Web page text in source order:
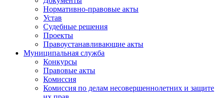
Нормативно-правовые акты
Устав
Судебные решения
Проекты
Правоустанавливающие акты
Муниципальная служба
Конкурсы
Правовые акты
Комиссия
Комиссия по делам несовершеннолетних и защите